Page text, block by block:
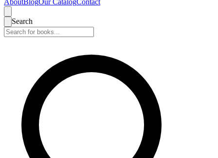
AboutBlogOur CatalogContact
Search